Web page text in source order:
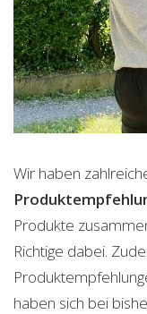
Wir haben
Produkte
Richtige dabei.
haben sich bei